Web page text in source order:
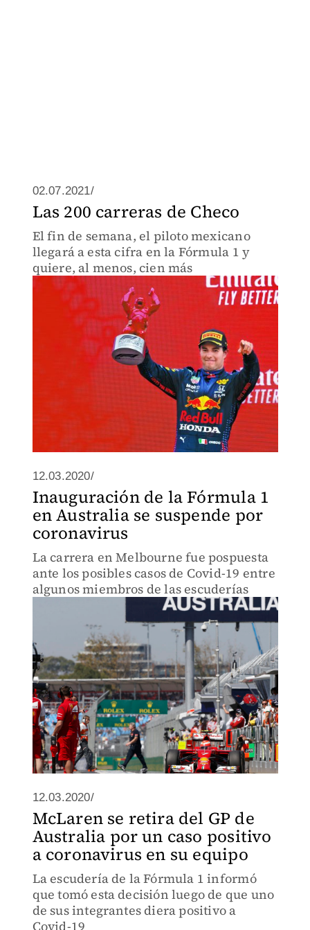
02.07.2021/
Las 200 carreras de Checo
El fin de semana, el piloto mexicano
llegará a esta cifra en la Fórmula 1 y
quiere, al menos, cien más
12.03.2020/
Inauguración de la Fórmula 1
en Australia se suspende por
coronavirus
La carrera en Melbourne fue pospuesta
ante los posibles casos de Covid-19 entre
algunos miembros de las escuderías
12.03.2020/
McLaren se retira del GP de
Australia por un caso positivo
a coronavirus en su equipo
La escudería de la Fórmula 1 informó
que tomó esta decisión luego de que uno
de sus integrantes diera positivo a
Covid-19